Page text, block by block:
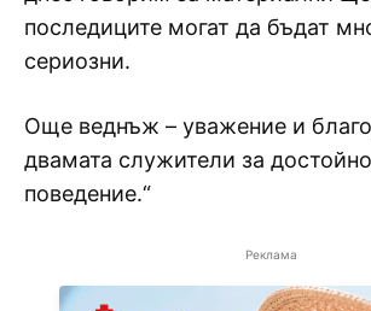
последиците могат да бъдат
сериозни.
Още веднъж – уважение и
двамата служители за
поведение.“
Реклама